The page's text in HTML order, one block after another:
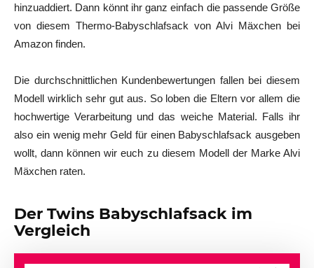
hinzuaddiert. Dann könnt ihr ganz einfach die passende Größe
von diesem Thermo-Babyschlafsack von Alvi Mäxchen bei
Amazon finden.
Die durchschnittlichen Kundenbewertungen fallen bei diesem
Modell wirklich sehr gut aus. So loben die Eltern vor allem die
hochwertige Verarbeitung und das weiche Material. Falls ihr
also ein wenig mehr Geld für einen Babyschlafsack ausgeben
wollt, dann können wir euch zu diesem Modell der Marke Alvi
Mäxchen raten.
Der Twins Babyschlafsack im
Vergleich